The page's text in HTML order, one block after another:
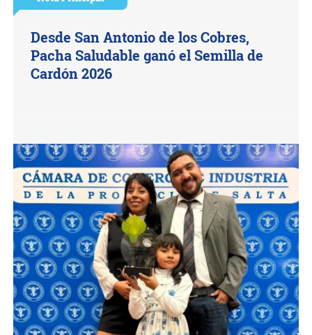
Desde San Antonio de los Cobres,
Pacha Saludable ganó el Semilla de
Cardón 2026